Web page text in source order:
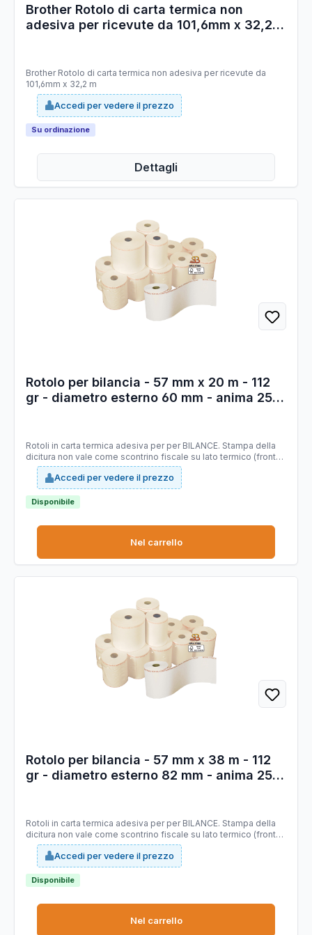
Brother Rotolo di carta termica non
adesiva per ricevute da 101,6mm x 32,2
Brother Rotolo di carta termica non adesiva per ricevute da
101,6mm x 32,2 m
Accedi per vedere il prezzo
Su ordinazione
Dettagli
Rotolo per bilancia - 57 mm x 20 m - 112
gr - diametro esterno 60 mm - anima 25
Rotoli in carta termica adesiva per per BILANCE. Stampa della
dicitura non vale come scontrino fiscale su lato termico (fronte),
lato sinistro. Tipo carta: termica adesiva priva di bisfenolo A
(BPA FREE), certificata FSC. Larghezza 57 mm. Lunghezza 20 mt
(+/-1%). Diametro esterno rotolo 60 mm. Anima 25 mm.
Grammatura 112g/m2 (+/-3%) - (frontale 64 g/m2 , supporto 48
g/m2)
Accedi per vedere il prezzo
Disponibile
Nel carrello
Rotolo per bilancia - 57 mm x 38 m - 112
gr - diametro esterno 82 mm - anima 25
Rotoli in carta termica adesiva per per BILANCE. Stampa della
dicitura non vale come scontrino fiscale su lato termico (fronte),
lato sinistro. Tipo carta: termica adesiva priva di bisfenolo A
(BPA FREE), certificata FSC. Larghezza 57 mm. Lunghezza 38 mt
(+/-1%). Diametro esterno rotolo 82 mm. Anima 25 mm.
Grammatura 112g/m2 (+/-3%) - (frontale 64 g/m2 , supporto 48
g/m2).
Accedi per vedere il prezzo
Disponibile
Nel carrello